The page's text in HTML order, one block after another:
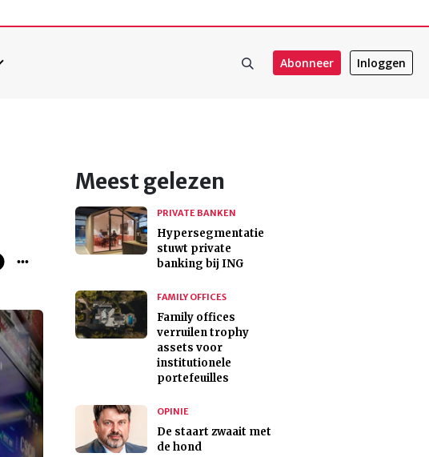
Abonneer Inloggen
Meest gelezen
PRIVATE BANKEN
Hypersegmentatie
stuwt private
banking bij ING
FAMILY OFFICES
Family offices
verruilen trophy
assets voor
institutionele
portefeuilles
OPINIE
De staart zwaait met
de hond